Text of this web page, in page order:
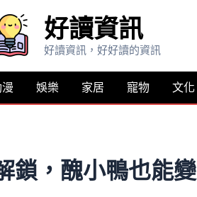
好讀資訊
好讀資訊，好好讀的資訊
娛樂 家居 寵物 文化
鎖，醜小鴨也能變